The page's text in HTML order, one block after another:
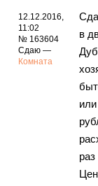
12.12.2016,
11:02
№ 163604
Сдаю —
Комната
в